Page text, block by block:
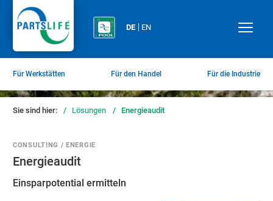
DE EN
Für Werkstätten Für den Handel Für die Industrie
Sie sind hier: / Lösungen / Energieaudit
CONSULTING / ENERGIE
Energieaudit
Einsparpotential ermitteln